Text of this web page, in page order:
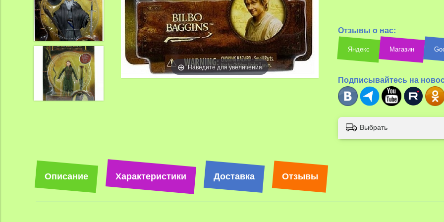
Наведите для увеличения
Наведите
Отзывы о нас:
Яндекс Магазин
Подписывайтесь на
Выбрать
Описание Характеристики Доставка Отзывы